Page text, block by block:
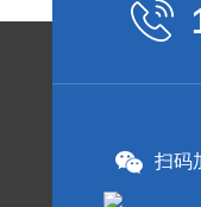
扫码